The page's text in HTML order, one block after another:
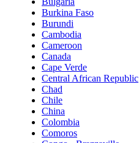
Burkina Faso
Burundi
Cambodia
Cameroon
Canada
Cape Verde
Central African Republic
Chad
Chile
China
Colombia
Comoros